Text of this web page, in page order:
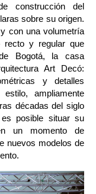
construcción del
sobre su origen.
con una volumetría
recto y regular que
Bogotá, la casa
Art Decó:
y detalles
ampliamente
décadas del siglo
posible situar su
un momento de
nuevos modelos de